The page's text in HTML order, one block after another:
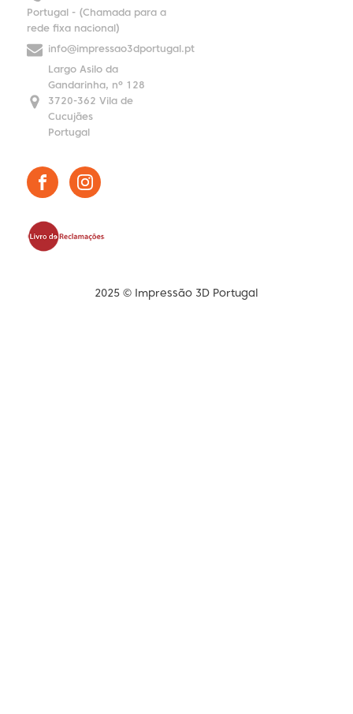
Portugal - (Chamada para a
rede fixa nacional)
info@impressao3dportugal.pt
Largo Asilo da
Gandarinha, nº 128
3720-362 Vila de
Cucujães
Portugal
2025 © Impressão 3D Portugal